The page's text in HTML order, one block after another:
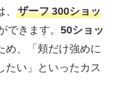
ザーフ 300ショッ
できます。 50ショッ
め、「頬だけ強めに
たい」といったカス